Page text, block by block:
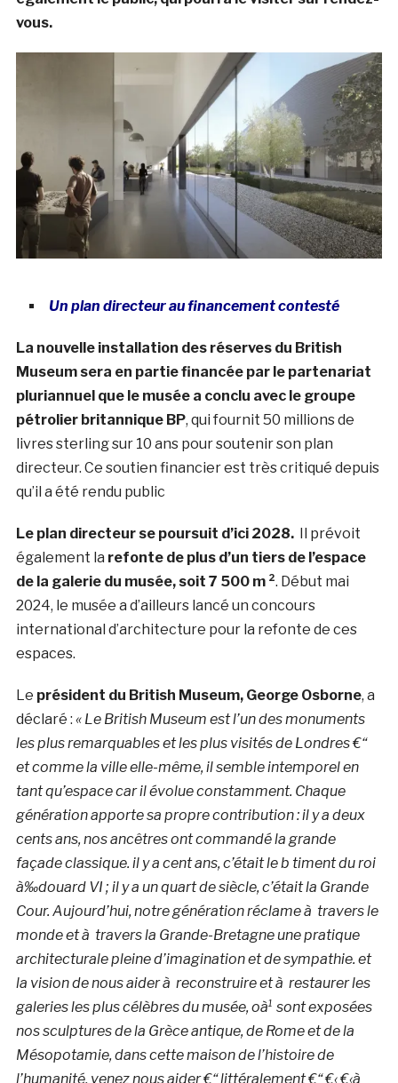
vous.
Un plan directeur au financement contesté
La nouvelle installation des réserves du British
Museum sera en partie financée par le partenariat
pluriannuel que le musée a conclu avec le groupe
pétrolier britannique BP, qui fournit 50 millions de
livres sterling sur 10 ans pour soutenir son plan
directeur. Ce soutien financier est très critiqué depuis
qu’il a été rendu public
Le plan directeur se poursuit d’ici 2028. Il prévoit
également la refonte de plus d’un tiers de l’espace
de la galerie du musée, soit 7 500 m ². Début mai
2024, le musée a d’ailleurs lancé un concours
international d’architecture pour la refonte de ces
espaces.
Le président du British Museum, George Osborne, a
déclaré : « Le British Museum est l’un des monuments
les plus remarquables et les plus visités de Londres €“
et comme la ville elle-même, il semble intemporel en
tant qu’espace car il évolue constamment. Chaque
génération apporte sa propre contribution : il y a deux
cents ans, nos ancêtres ont commandé la grande
façade classique. il y a cent ans, c’était le b timent du roi
à‰douard VI ; il y a un quart de siècle, c’était la Grande
Cour. Aujourd’hui, notre génération réclame à travers le
monde et à travers la Grande-Bretagne une pratique
architecturale pleine d’imagination et de sympathie. et
la vision de nous aider à reconstruire et à restaurer les
galeries les plus célèbres du musée, oà¹ sont exposées
nos sculptures de la Grèce antique, de Rome et de la
Mésopotamie, dans cette maison de l’histoire de
l’humanité, venez nous aider €“ littéralement €“ €‹ €‹à